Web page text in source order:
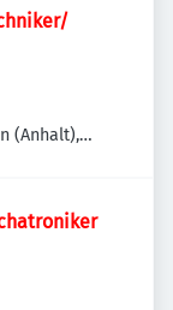
(Anhalt),